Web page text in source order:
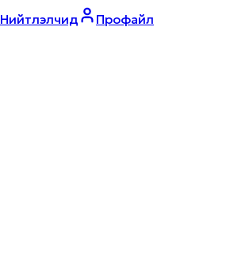
Нийтлэлчид Профайл